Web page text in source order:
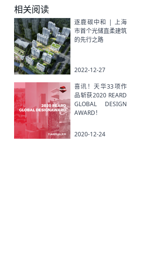
相关阅读
逐鹿碳中和 | 上海
市首个光储直柔建筑
的先行之路
2022-12-27
喜讯！天华33项作
品斩获2020 REARD
GLOBAL DESIGN
AWARD！
2020-12-24